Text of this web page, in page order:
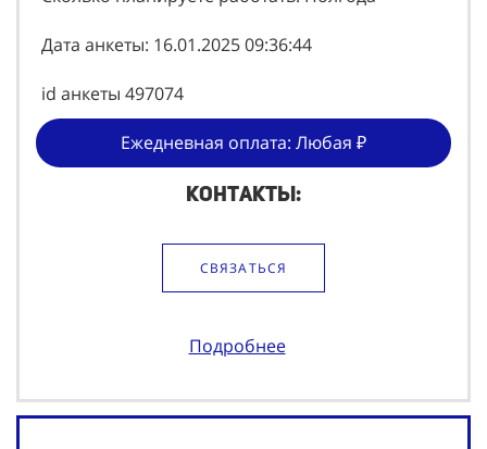
Дата анкеты: 16.01.2025 09:36:44
id анкеты 497074
Ежедневная оплата: Любая ₽
Контакты:
СВЯЗАТЬСЯ
Подробнее